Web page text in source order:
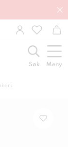
Søk Meny